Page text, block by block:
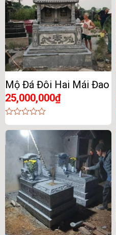
Mộ Đá Đôi Hai Mái Đao
25,000,000₫
0
out